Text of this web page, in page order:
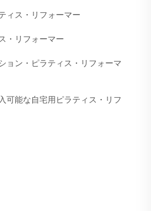
ィス・リフォーマー
・リフォーマー
ョン・ピラティス・リフォーマ
可能な自宅用ピラティス・リフ